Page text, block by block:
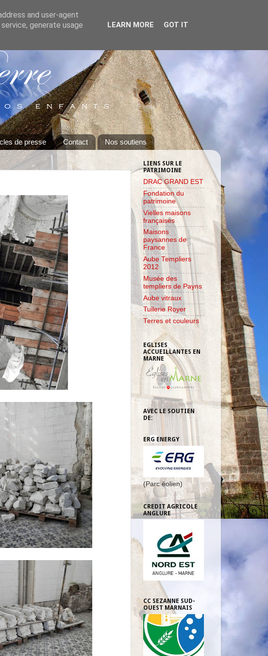
de presse Contact Nos soutiens
LIENS SUR LE
PATRIMOINE
DRAC GRAND EST
Fondation du
patrimoine
Vielles maisons
françaises
Maisons
paysannes de
France
Aube Templiers
2012
Musée des
templiers de Payns
Aube vitraux
Tuilerie Royer
Terres et couleurs
EGLISES
ACCUEILLANTES EN
MARNE
AVEC LE SOUTIEN
DE:
ERG ENERGY
(Parc éolien)
CREDIT AGRICOLE
ANGLURE
CC SEZANNE SUD-
OUEST MARNAIS
and user-agent
generate usage
LEARN MORE GOT IT